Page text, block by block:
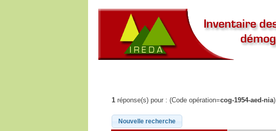
1 réponse(s) pour : (Code opération=cog-1954-aed-nia)